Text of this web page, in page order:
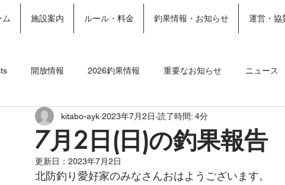
ム 施設案内 ルール・料金 釣果情報・お知らせ 運営・協
開放情報 2026釣果情報 重要なお知らせ ニュース
2024年釣果情報 年間パスポート 2023釣果情報
7月2日(日)の釣果報告
kitabo-ayk 2023年7月2日 読了時間: 4分
更新日： 2023年7月2日
北防釣り愛好家のみなさんおはようございます。
ホーム 施設案内